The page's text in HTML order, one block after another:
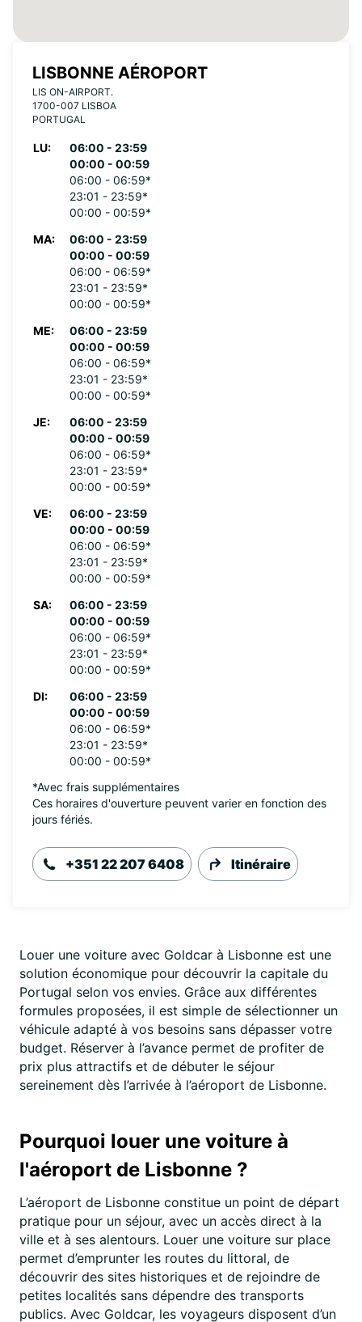
LISBONNE AÉROPORT
LIS ON-AIRPORT.
1700-007 LISBOA
PORTUGAL
LU:
06:00 - 23:59
00:00 - 00:59
06:00 - 06:59*
23:01 - 23:59*
00:00 - 00:59*
MA:
06:00 - 23:59
00:00 - 00:59
06:00 - 06:59*
23:01 - 23:59*
00:00 - 00:59*
ME:
06:00 - 23:59
00:00 - 00:59
06:00 - 06:59*
23:01 - 23:59*
00:00 - 00:59*
JE:
06:00 - 23:59
00:00 - 00:59
06:00 - 06:59*
23:01 - 23:59*
00:00 - 00:59*
VE:
06:00 - 23:59
00:00 - 00:59
06:00 - 06:59*
23:01 - 23:59*
00:00 - 00:59*
SA:
06:00 - 23:59
00:00 - 00:59
06:00 - 06:59*
23:01 - 23:59*
00:00 - 00:59*
DI:
06:00 - 23:59
00:00 - 00:59
06:00 - 06:59*
23:01 - 23:59*
00:00 - 00:59*
*Avec frais supplémentaires
Ces horaires d'ouverture peuvent varier en fonction des
jours fériés.
+351 22 207 6408 Itinéraire
Louer une voiture avec Goldcar à Lisbonne est une
solution économique pour découvrir la capitale du
Portugal selon vos envies. Grâce aux différentes
formules proposées, il est simple de sélectionner un
véhicule adapté à vos besoins sans dépasser votre
budget. Réserver à l’avance permet de profiter de
prix plus attractifs et de débuter le séjour
sereinement dès l’arrivée à l’aéroport de Lisbonne.
Pourquoi louer une voiture à
l'aéroport de Lisbonne ?
L’aéroport de Lisbonne constitue un point de départ
pratique pour un séjour, avec un accès direct à la
ville et à ses alentours. Louer une voiture sur place
permet d’emprunter les routes du littoral, de
découvrir des sites historiques et de rejoindre de
petites localités sans dépendre des transports
publics. Avec Goldcar, les voyageurs disposent d’un